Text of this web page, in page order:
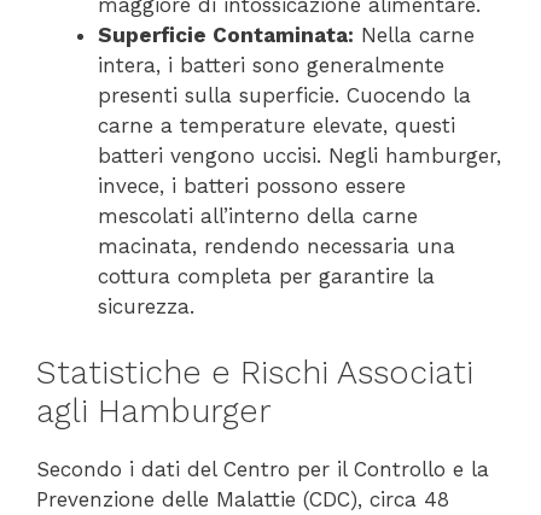
maggiore di intossicazione alimentare.
Superficie Contaminata: Nella carne
intera, i batteri sono generalmente
presenti sulla superficie. Cuocendo la
carne a temperature elevate, questi
batteri vengono uccisi. Negli hamburger,
invece, i batteri possono essere
mescolati all’interno della carne
macinata, rendendo necessaria una
cottura completa per garantire la
sicurezza.
Statistiche e Rischi Associati
agli Hamburger
Secondo i dati del Centro per il Controllo e la
Prevenzione delle Malattie (CDC), circa 48